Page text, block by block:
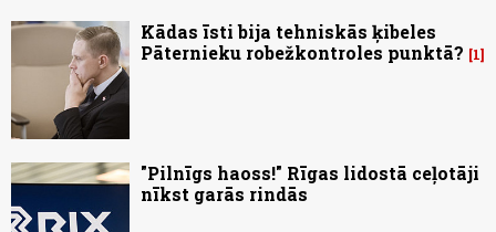
Kādas īsti bija tehniskās ķibeles
Pāternieku robežkontroles punktā?
1
"Pilnīgs haoss!" Rīgas lidostā ceļotāji
nīkst garās rindās